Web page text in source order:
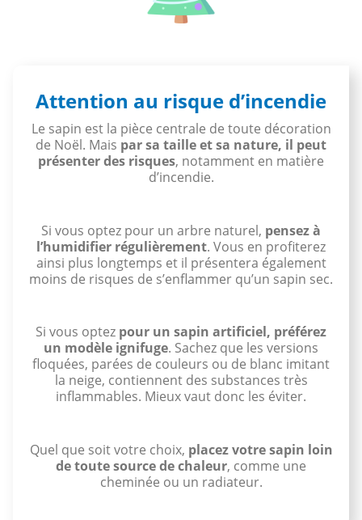
Attention au risque d’incendie
Le sapin est la pièce centrale de toute décoration
de Noël. Mais par sa taille et sa nature, il peut
présenter des risques, notamment en matière
d’incendie.
Si vous optez pour un arbre naturel, pensez à
l’humidifier régulièrement. Vous en profiterez
ainsi plus longtemps et il présentera également
moins de risques de s’enflammer qu’un sapin sec.
Si vous optez pour un sapin artificiel, préférez
un modèle ignifuge. Sachez que les versions
floquées, parées de couleurs ou de blanc imitant
la neige, contiennent des substances très
inflammables. Mieux vaut donc les éviter.
Quel que soit votre choix, placez votre sapin loin
de toute source de chaleur, comme une
cheminée ou un radiateur.